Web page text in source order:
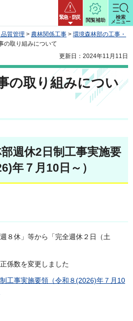
緊急・防災
閲覧補助
検索
メニュー
質管理 > 農林関係工事 > 環境森林部の工事・
の取り組みについて
更新日：2024年11月11日
の取り組みについ
週休2日制工事実施要
年７月10日～）
８休」等から「完全週休２日（土
係数を変更しました
工事実施要領（令和８(2026)年７月10